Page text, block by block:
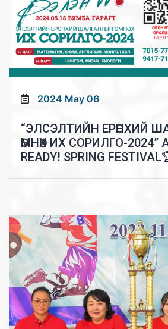
2024 May 06
“ЭЛСЭЛТИЙН ЕРӨНХИЙ
ӨМНӨХ ИХ СОРИЛГО-2024”
READY! SPRING